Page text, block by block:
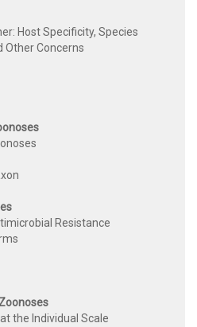
Host Specificity, Species
Other Concerns
Resistance
the Individual Scale